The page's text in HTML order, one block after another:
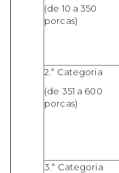
(de 10 a 350
porcas)
2.ª Categoria
(de 351 a 600
porcas)
3.ª Categoria